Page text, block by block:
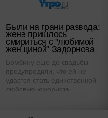
Были на грани развода:
жене пришлось
смириться с "любимой
женщиной" Задорнова
Бомбину еще до свадьбы
предупредили, что ей не
удастся стать единственной
любовью юмориста